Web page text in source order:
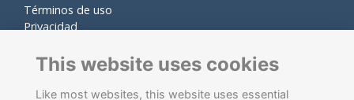
Términos de uso
Privacidad
Contacto
This website uses cookies
Like most websites, this website uses essential